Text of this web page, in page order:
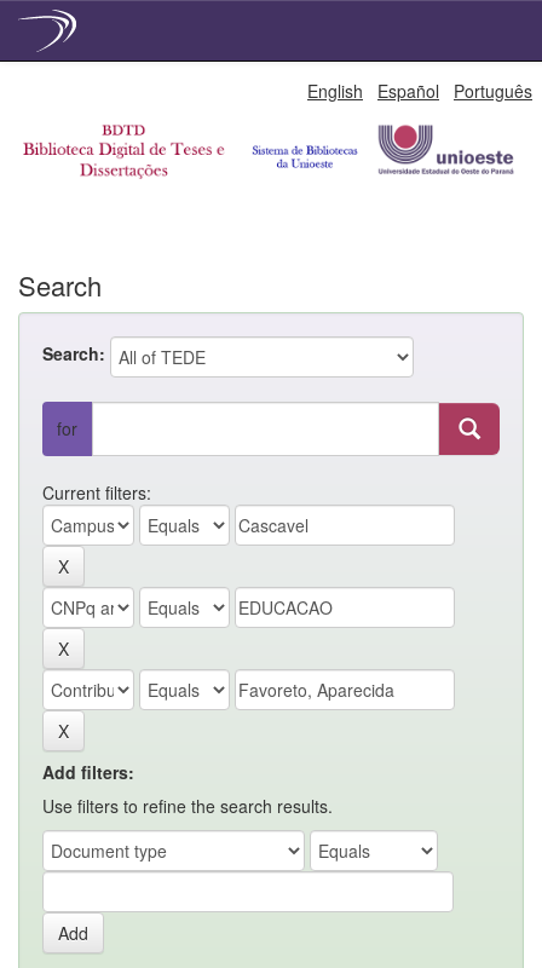
English Español Português
Search
Search:
for
Current filters:
Add filters:
Use filters to refine the search results.